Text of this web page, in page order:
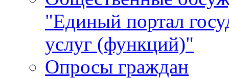
"Единый портал
услуг (функций)"
Опросы граждан